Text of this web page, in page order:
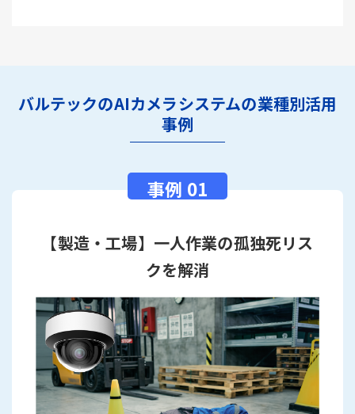
バルテックのAIカメラシステムの業種別活用
事例
【製造・工場】一人作業の孤独死リス
クを解消